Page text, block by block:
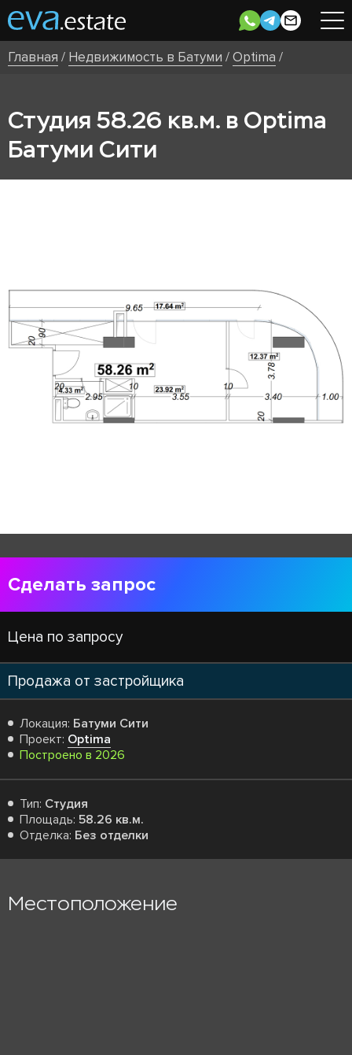
Главная / Недвижимость в Батуми /Optima /
Студия 58.26 кв.м. в Optima
Батуми Сити
Сделать запрос
Цена по запросу
Продажа от застройщика
Локация: Батуми Сити
Проект: Optima
Построено в 2026
Тип: Студия
Площадь: 58.26 кв.м.
Отделка: Без отделки
Местоположение